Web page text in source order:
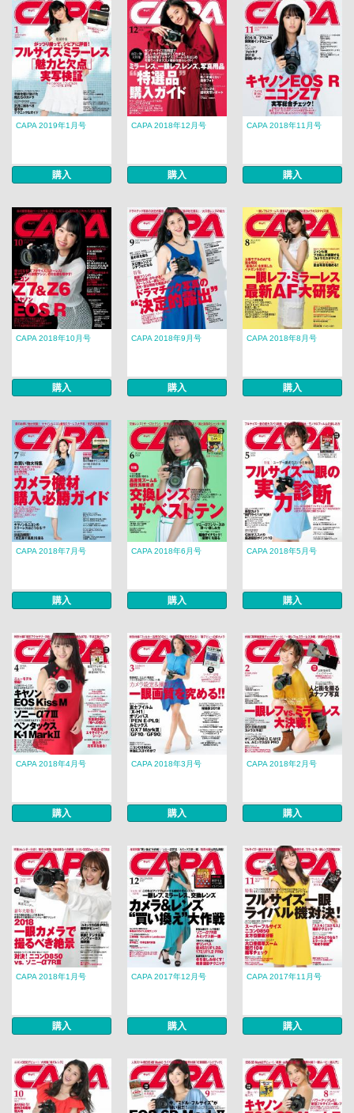
CAPA 2019年1月号
購入
CAPA 2018年12月号
購入
CAPA 2018年11月号
購入
CAPA 2018年10月号
購入
CAPA 2018年9月号
購入
CAPA 2018年8月号
購入
CAPA 2018年7月号
購入
CAPA 2018年6月号
購入
CAPA 2018年5月号
購入
CAPA 2018年4月号
購入
CAPA 2018年3月号
購入
CAPA 2018年2月号
購入
CAPA 2018年1月号
購入
CAPA 2017年12月号
購入
CAPA 2017年11月号
購入